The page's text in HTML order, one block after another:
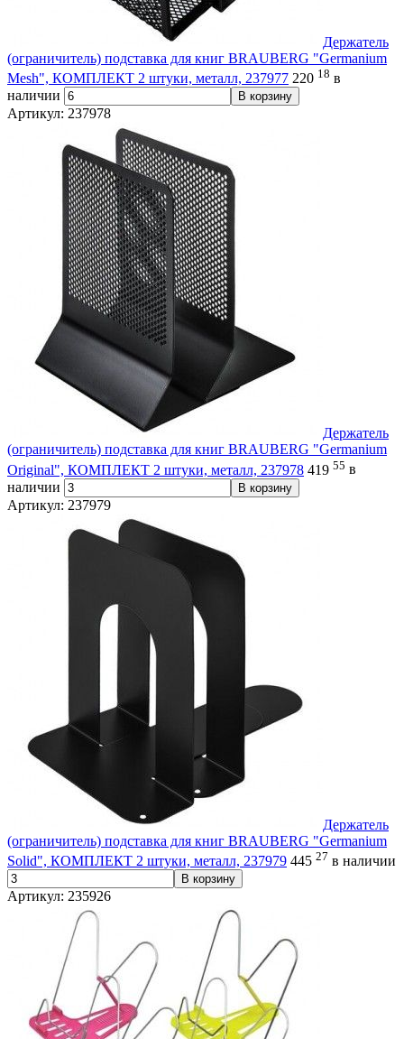
Держатель
(ограничитель) подставка для книг BRAUBERG "Germanium
Mesh", КОМПЛЕКТ 2 штуки, металл, 237977 220 18 в
наличии
В корзину
Артикул: 237978
Держатель
(ограничитель) подставка для книг BRAUBERG "Germanium
Original", КОМПЛЕКТ 2 штуки, металл, 237978 419 55 в
наличии
В корзину
Артикул: 237979
Держатель
(ограничитель) подставка для книг BRAUBERG "Germanium
Solid", КОМПЛЕКТ 2 штуки, металл, 237979 445 27 в наличии
В корзину
Артикул: 235926